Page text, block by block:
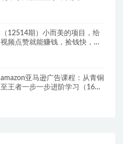
（12514期）小而美的项目，给
视频点赞就能赚钱，捡钱快，每
amazon亚马逊广告课程：从青铜
至王者一步一步进阶学习（16